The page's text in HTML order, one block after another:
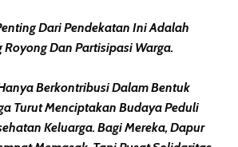
Dari Pendekatan Ini Adalah
Royong Dan Partisipasi Warga.
Berkontribusi Dalam Bentuk
Turut Menciptakan Budaya Peduli
Keluarga. Bagi Mereka, Dapur